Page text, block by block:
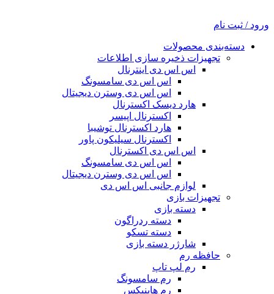
ورود / ثبت نام
دسته‌بندی محصولات
تجهیزات ذخیره سازی اطلاعات
اس اس دی اینترنال
اس اس دی سامسونگ
اس اس دی وسترن دیجیتال
هارد دیسک اکسترنال
اکسترنال اپیسر
هارد اکسترنال توشیبا
اکسترنال سیلیکون پاور
اس اس دی اکسترنال
اس اس دی سامسونگ
اس اس دی وسترن دیجیتال
لوازم جانبی اس اس دی
تجهیزات بازی
دسته بازی
دسته ردراگون
دسته تسکو
شارژر دسته بازی
حافظه رم
رم لپ تاپ
رم سامسونگ
رم هاینیکس